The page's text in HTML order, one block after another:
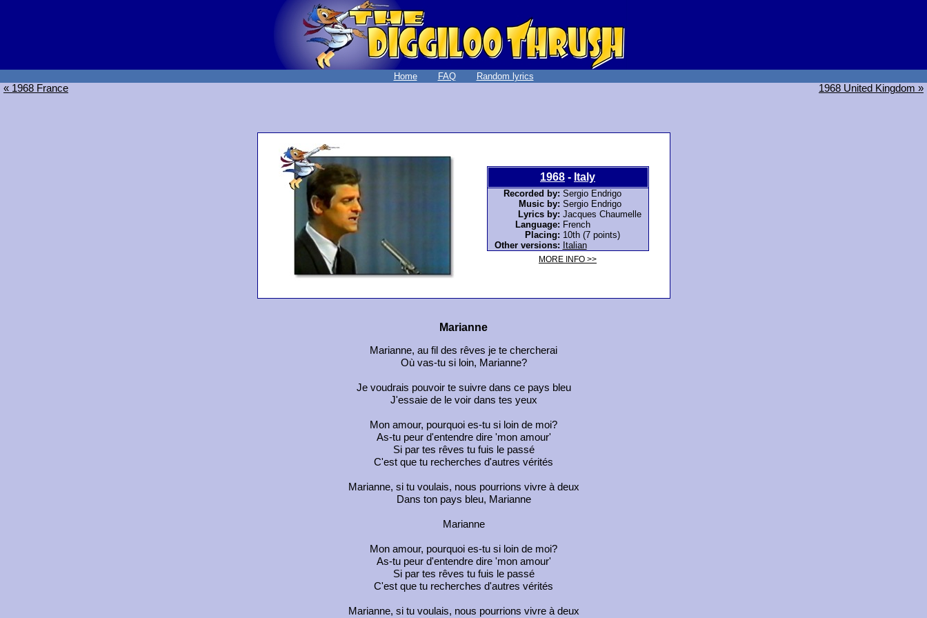
Home FAQ Random lyrics
« 1968 France 1968 United Kingdom »
1968 - Italy
Recorded by: Sergio Endrigo
Music by: Sergio Endrigo
Lyrics by: Jacques Chaumelle
Language: French
Placing: 10th (7 points)
Other versions: Italian
MORE INFO >>
Marianne
Marianne, au fil des rêves je te chercherai
Où vas-tu si loin, Marianne?
Je voudrais pouvoir te suivre dans ce pays bleu
J'essaie de le voir dans tes yeux
Mon amour, pourquoi es-tu si loin de moi?
As-tu peur d'entendre dire 'mon amour'
Si par tes rêves tu fuis le passé
C'est que tu recherches d'autres vérités
Marianne, si tu voulais, nous pourrions vivre à deux
Dans ton pays bleu, Marianne
Marianne
Mon amour, pourquoi es-tu si loin de moi?
As-tu peur d'entendre dire 'mon amour'
Si par tes rêves tu fuis le passé
C'est que tu recherches d'autres vérités
Marianne, si tu voulais, nous pourrions vivre à deux